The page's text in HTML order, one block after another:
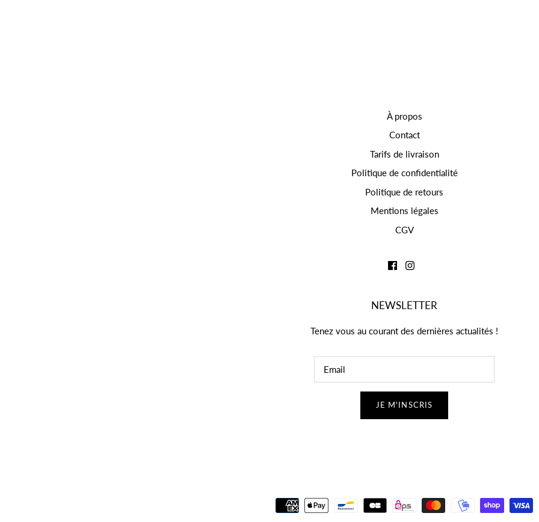
À propos
Contact
Tarifs de livraison
Politique de confidentialité
Politique de retours
Mentions légales
CGV
NEWSLETTER
Tenez vous au courant des dernières actualités !
JE M'INSCRIS